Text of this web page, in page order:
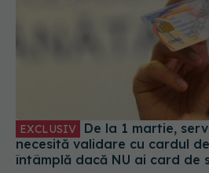
necesită validare cu cardul
întâmplă dacă NU ai card de
28 feb 2025, 16:51